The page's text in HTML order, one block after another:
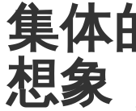
集体
想象